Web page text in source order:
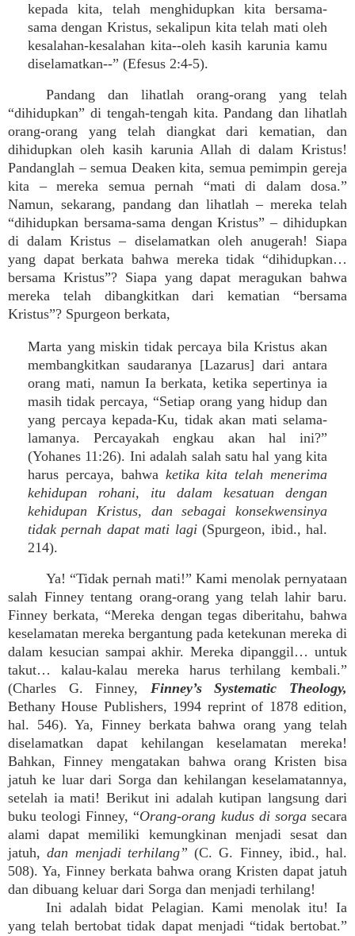
kepada kita, telah menghidupkan kita bersama-
sama dengan Kristus, sekalipun kita telah mati oleh
kesalahan-kesalahan kita--oleh kasih karunia kamu
diselamatkan--” (Efesus 2:4-5).
Pandang dan lihatlah orang-orang yang telah
“dihidupkan” di tengah-tengah kita. Pandang dan lihatlah
orang-orang yang telah diangkat dari kematian, dan
dihidupkan oleh kasih karunia Allah di dalam Kristus!
Pandanglah – semua Deaken kita, semua pemimpin gereja
kita – mereka semua pernah “mati di dalam dosa.”
Namun, sekarang, pandang dan lihatlah – mereka telah
“dihidupkan bersama-sama dengan Kristus” – dihidupkan
di dalam Kristus – diselamatkan oleh anugerah! Siapa
yang dapat berkata bahwa mereka tidak “dihidupkan…
bersama Kristus”? Siapa yang dapat meragukan bahwa
mereka telah dibangkitkan dari kematian “bersama
Kristus”? Spurgeon berkata,
Marta yang miskin tidak percaya bila Kristus akan
membangkitkan saudaranya [Lazarus] dari antara
orang mati, namun Ia berkata, ketika sepertinya ia
masih tidak percaya, “Setiap orang yang hidup dan
yang percaya kepada-Ku, tidak akan mati selama-
lamanya. Percayakah engkau akan hal ini?”
(Yohanes 11:26). Ini adalah salah satu hal yang kita
harus percaya, bahwa ketika kita telah menerima
kehidupan rohani, itu dalam kesatuan dengan
kehidupan Kristus, dan sebagai konsekwensinya
tidak pernah dapat mati lagi(Spurgeon, ibid., hal.
214).
Ya! “Tidak pernah mati!” Kami menolak pernyataan
salah Finney tentang orang-orang yang telah lahir baru.
Finney berkata, “Mereka dengan tegas diberitahu, bahwa
keselamatan mereka bergantung pada ketekunan mereka di
dalam kesucian sampai akhir. Mereka dipanggil… untuk
takut… kalau-kalau mereka harus terhilang kembali.”
(Charles G. Finney, Finney’s Systematic Theology,
Bethany House Publishers, 1994 reprint of 1878 edition,
hal. 546). Ya, Finney berkata bahwa orang yang telah
diselamatkan dapat kehilangan keselamatan mereka!
Bahkan, Finney mengatakan bahwa orang Kristen bisa
jatuh ke luar dari Sorga dan kehilangan keselamatannya,
setelah ia mati! Berikut ini adalah kutipan langsung dari
buku teologi Finney, “Orang-orang kudus di sorgasecara
alami dapat memiliki kemungkinan menjadi sesat dan
jatuh,dan menjadi terhilang” (C. G. Finney, ibid., hal.
508). Ya, Finney berkata bahwa orang Kristen dapat jatuh
dan dibuang keluar dari Sorga dan menjadi terhilang!
Ini adalah bidat Pelagian. Kami menolak itu! Ia
yang telah bertobat tidak dapat menjadi “tidak bertobat.”